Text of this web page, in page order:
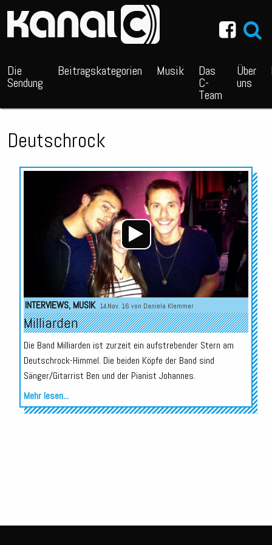
Die
Sendung
Beitragskategorien Musik Das
C-
Team
Über
uns
Deutschrock
Audio-
Player
INTERVIEWS, MUSIK 14.Nov. 16 von Daniela Klemmer
Milliarden
Die Band Milliarden ist zurzeit ein aufstrebender Stern am
Deutschrock-Himmel. Die beiden Köpfe der Band sind
Sänger/Gitarrist Ben und der Pianist Johannes.
Mehr lesen...